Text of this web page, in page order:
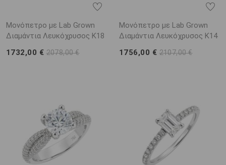
Μονόπετρο με Lab Grown
Διαμάντια Λευκόχρυσος K18
1732,00 € 2078,00 €
Μονόπετρο με Lab Grown
Διαμάντια Λευκόχρυσος K14
1756,00 € 2107,00 €